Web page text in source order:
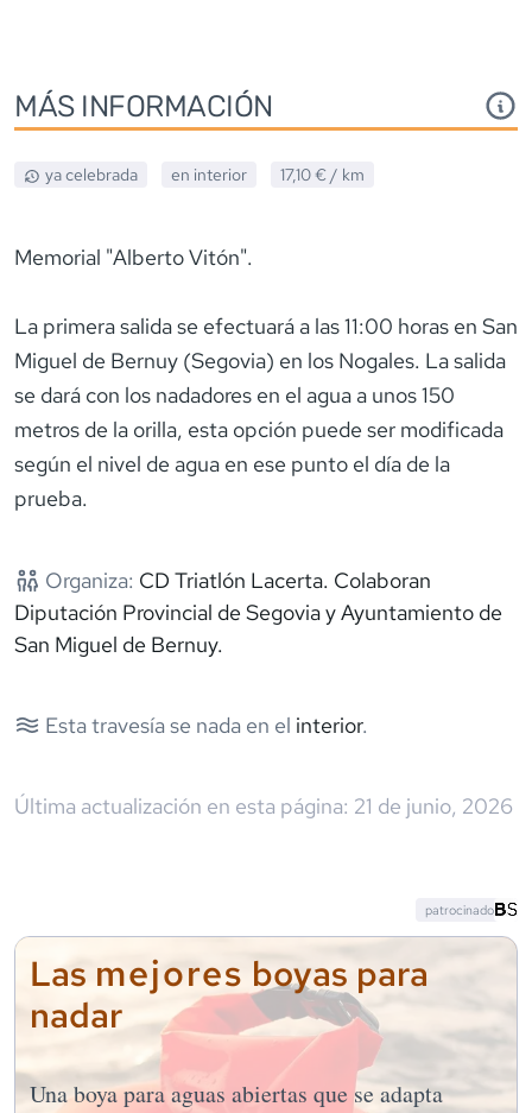
MÁS INFORMACIÓN
ya celebrada en interior 17,10 € / km
Memorial "Alberto Vitón".
La primera salida se efectuará a las 11:00 horas en San
Miguel de Bernuy (Segovia) en los Nogales. La salida
se dará con los nadadores en el agua a unos 150
metros de la orilla, esta opción puede ser modificada
según el nivel de agua en ese punto el día de la
prueba.
Organiza: CD Triatlón Lacerta. Colaboran
Diputación Provincial de Segovia y Ayuntamiento de
San Miguel de Bernuy.
Esta travesía se nada en el interior.
Última actualización en esta página: 21 de junio, 2026
Las mejores boyas para
nadar
Una boya para aguas abiertas que se adapta
patrocinado